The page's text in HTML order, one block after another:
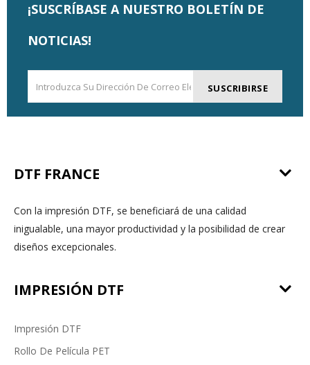
¡SUSCRÍBASE A NUESTRO BOLETÍN DE
NOTICIAS!
SUSCRIBIRSE
DTF FRANCE
Con la impresión DTF, se beneficiará de una calidad
inigualable, una mayor productividad y la posibilidad de crear
diseños excepcionales.
IMPRESIÓN DTF
Impresión DTF
Rollo De Película PET